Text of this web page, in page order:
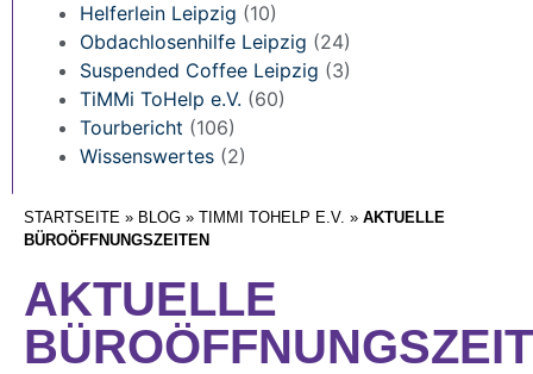
STARTSEITE » BLOG » TIMMI TOHELP E.V. » AKTUELLE
BÜROÖFFNUNGSZEITEN
AKTUELLE
Helferlein Leipzig (10)
Obdachlosenhilfe Leipzig (24)
Suspended Coffee Leipzig (3)
TiMMi ToHelp e.V. (60)
Tourbericht (106)
Wissenswertes (2)